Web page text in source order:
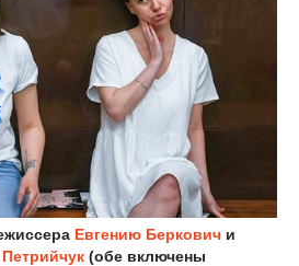
Евгению Беркович и
(обе включены